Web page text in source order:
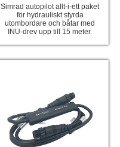
Simrad autopilot allt-i-ett paket
för hydrauliskt styrda
utombordare och båtar med
INU-drev upp till 15 meter.